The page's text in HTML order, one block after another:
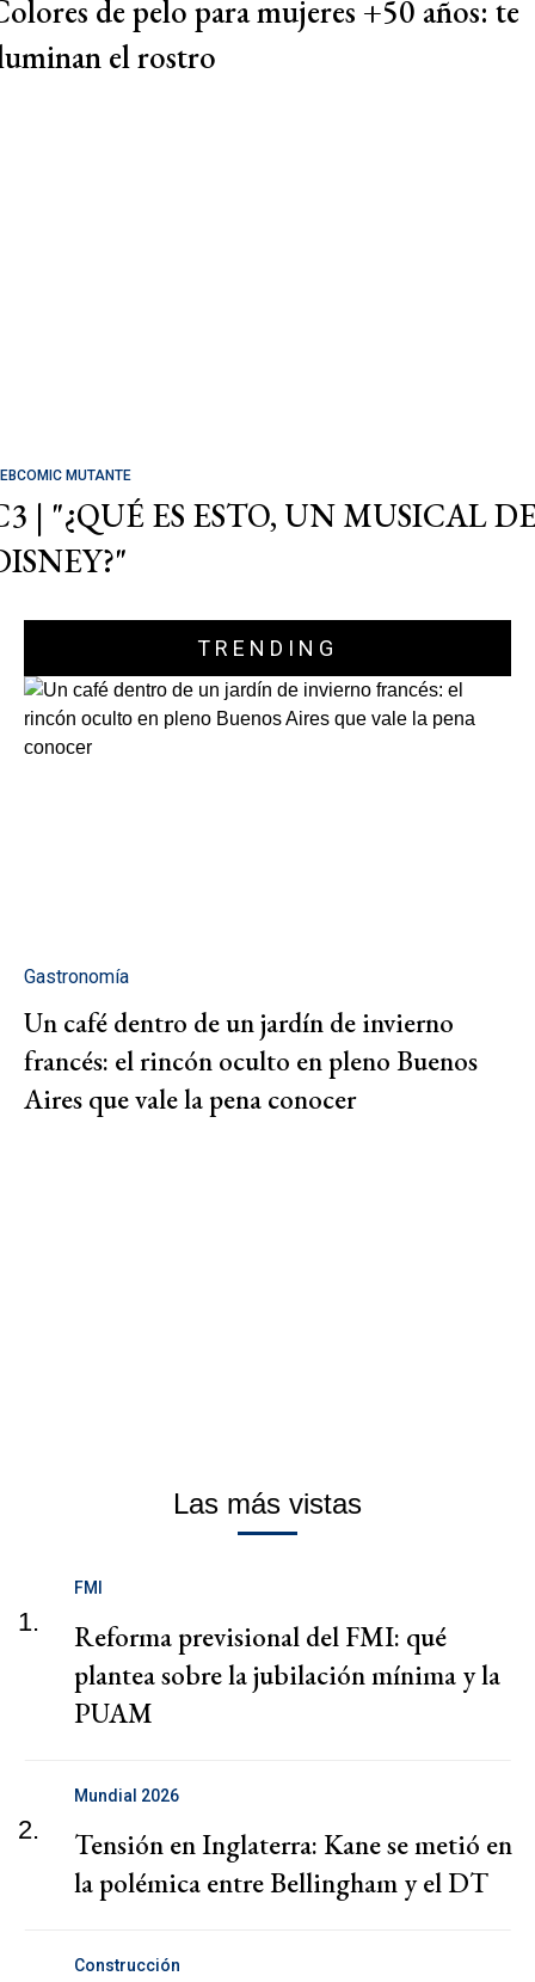
de pelo para mujeres +50 años: te
el rostro
MUTANTE
| "¿QUÉ ES ESTO, UN MUSICAL
TRENDING
Gastronomía
Un café dentro de un jardín de invierno
francés: el rincón oculto en pleno Buenos
Aires que vale la pena conocer
Las más vistas
1.
FMI
Reforma previsional del FMI: qué
plantea sobre la jubilación mínima y la
PUAM
2.
Mundial 2026
Tensión en Inglaterra: Kane se metió en
la polémica entre Bellingham y el DT
Construcción